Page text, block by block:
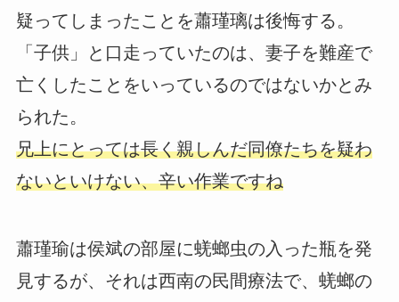
疑ってしまったことを蕭瑾璃は後悔する。
「子供」と口走っていたのは、妻子を難産で
亡くしたことをいっているのではないかとみ
られた。
兄上にとっては長く親しんだ同僚たちを疑わ
ないといけない、辛い作業ですね
蕭瑾瑜は侯斌の部屋に蜣螂虫の入った瓶を発
見するが、それは西南の民間療法で、蜣螂の